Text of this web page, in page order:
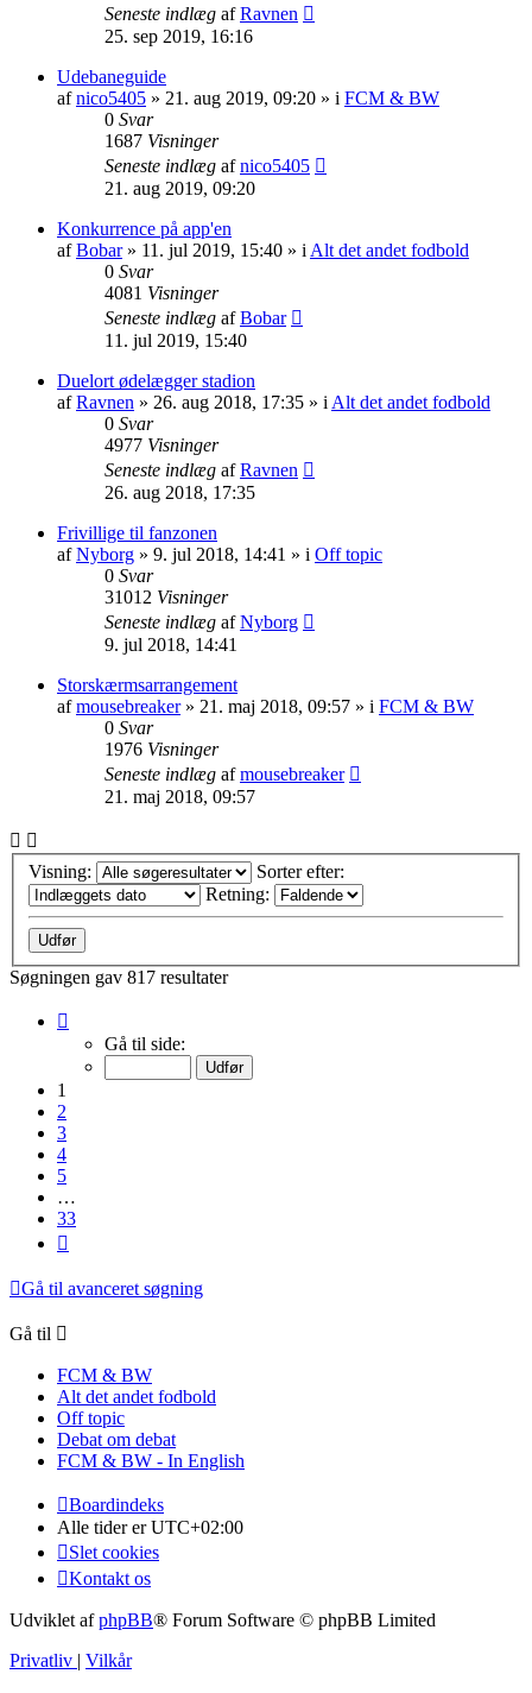
Seneste indlæg afRavnen
25. sep 2019, 16:16
Udebaneguide
afnico5405 » 21. aug 2019, 09:20 » i FCM & BW
0 Svar
1687 Visninger
Seneste indlæg afnico5405
21. aug 2019, 09:20
Konkurrence på app'en
afBobar» 11. jul 2019, 15:40 » i Alt det andet fodbold
0 Svar
4081 Visninger
Seneste indlæg afBobar
11. jul 2019, 15:40
Duelort ødelægger stadion
afRavnen » 26. aug 2018, 17:35 » i Alt det andet fodbold
0 Svar
4977 Visninger
Seneste indlæg afRavnen
26. aug 2018, 17:35
Frivillige til fanzonen
afNyborg » 9. jul 2018, 14:41 » i Off topic
0 Svar
31012 Visninger
Seneste indlæg afNyborg
9. jul 2018, 14:41
Storskærmsarrangement
afmousebreaker» 21. maj 2018, 09:57 » i FCM & BW
0 Svar
1976 Visninger
Seneste indlæg afmousebreaker
21. maj 2018, 09:57
Visning:
Sorter efter:
Retning:
Søgningen gav 817 resultater
Gå til side:
1
2
3
4
5
…
33
Gå til avanceret søgning
Gå til
FCM & BW
Alt det andet fodbold
Off topic
Debat om debat
FCM & BW - In English
Boardindeks
Alle tider erUTC+02:00
Slet cookies
Kontakt os
Udviklet afphpBB® Forum Software © phpBB Limited
Privatliv
Vilkår